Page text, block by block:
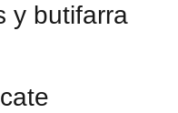
y butifarra